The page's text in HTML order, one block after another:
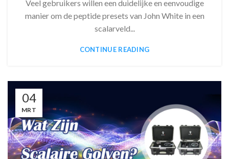
Veel gebruikers willen een duidelijke en eenvoudige
manier om de peptide presets van John White in een
scalarveld...
CONTINUE READING
04
MRT